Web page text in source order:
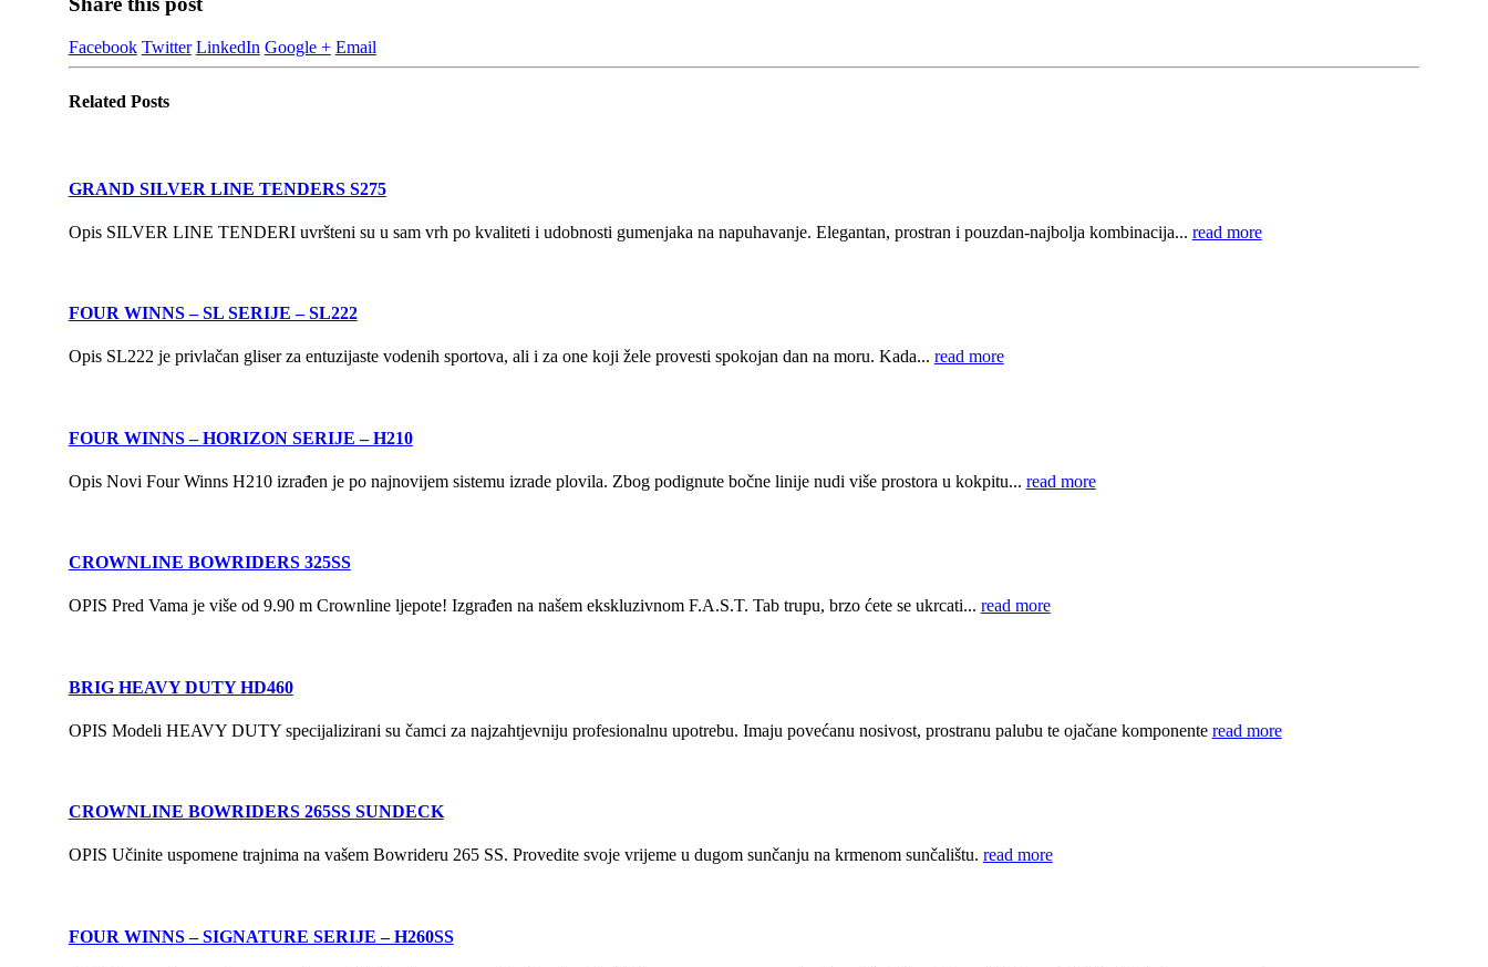
Facebook Twitter LinkedIn Google + Email
Related Posts
GRAND SILVER LINE TENDERS S275
Opis SILVER LINE TENDERI uvršteni su u sam vrh po kvaliteti i udobnosti gumenjaka na napuhavanje. Elegantan, prostran i pouzdan-najbolja kombinacija... read more
FOUR WINNS – SL SERIJE – SL222
Opis SL222 je privlačan gliser za entuzijaste vodenih sportova, ali i za one koji žele provesti spokojan dan na moru. Kada... read more
FOUR WINNS – HORIZON SERIJE – H210
Opis Novi Four Winns H210 izrađen je po najnovijem sistemu izrade plovila. Zbog podignute bočne linije nudi više prostora u kokpitu... read more
CROWNLINE BOWRIDERS 325SS
OPIS Pred Vama je više od 9.90 m Crownline ljepote! Izgrađen na našem ekskluzivnom F.A.S.T. Tab trupu, brzo ćete se ukrcati... read more
BRIG HEAVY DUTY HD460
OPIS Modeli HEAVY DUTY specijalizirani su čamci za najzahtjevniju profesionalnu upotrebu. Imaju povećanu nosivost, prostranu palubu te ojačane komponente read more
CROWNLINE BOWRIDERS 265SS SUNDECK
OPIS Učinite uspomene trajnima na vašem Bowrideru 265 SS. Provedite svoje vrijeme u dugom sunčanju na krmenom sunčalištu. read more
FOUR WINNS – SIGNATURE SERIJE – H260SS